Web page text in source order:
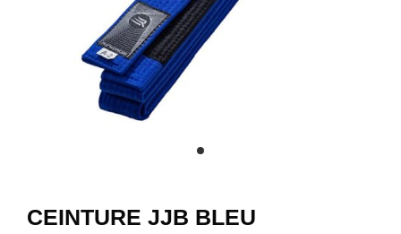
CEINTURE JJB BLEU